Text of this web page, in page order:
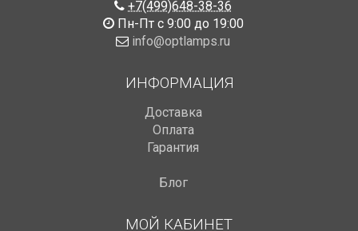
+7(499)648-38-36
Пн-Пт с 9:00 до 19:00
info@optlamps.ru
ИНФОРМАЦИЯ
Доставка
Оплата
Гарантия
Блог
МОЙ КАБИНЕТ